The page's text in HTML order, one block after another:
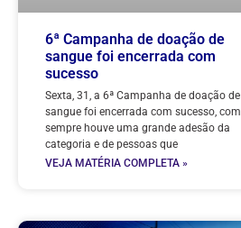
6ª Campanha de doação de
sangue foi encerrada com
sucesso
Sexta, 31, a 6ª Campanha de doação de
sangue foi encerrada com sucesso, com
sempre houve uma grande adesão da
categoria e de pessoas que
VEJA MATÉRIA COMPLETA »